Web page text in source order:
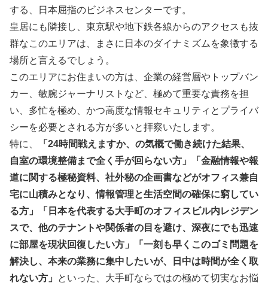
する、日本屈指のビジネスセンターです。
皇居にも隣接し、東京駅や地下鉄各線からのアクセスも抜
群なこのエリアは、まさに日本のダイナミズムを象徴する
場所と言えるでしょう。
このエリアにお住まいの方は、企業の経営層やトップバン
カー、敏腕ジャーナリストなど、極めて重要な責務を担
い、多忙を極め、かつ高度な情報セキュリティとプライバ
シーを必要とされる方が多いと拝察いたします。
特に、
「24時間戦えますか、の気概で働き続けた結果、
自室の環境整備まで全く手が回らない方」「金融情報や報
道に関する極秘資料、社外秘の企画書などがオフィス兼自
宅に山積みとなり、情報管理と生活空間の確保に窮してい
る方」「日本を代表する大手町のオフィスビル内レジデン
スで、他のテナントや関係者の目を避け、深夜にでも迅速
に部屋を現状回復したい方」「一刻も早くこのゴミ問題を
解決し、本来の業務に集中したいが、日中は時間が全く取
れない方」
といった、大手町ならではの極めて切実なお悩